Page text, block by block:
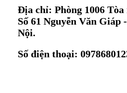
Địa chỉ: Phòng 1006 Tòa
Số 61 Nguyễn Văn Giáp
Nội.
Số điện thoại: